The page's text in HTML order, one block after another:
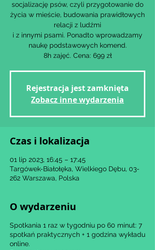
socjalizację psów, czyli przygotowanie do
życia w mieście, budowania prawidłowych
relacji z ludźmi
i z innymi psami. Ponadto wprowadzamy
naukę podstawowych komend.
8h zajęć. Cena: 699 zł
Rejestracja jest zamknięta
Zobacz inne wydarzenia
Czas i lokalizacja
01 lip 2023, 16:45 – 17:45
Targówek-Białołęka, Wielkiego Dębu, 03-
262 Warszawa, Polska
O wydarzeniu
Spotkania 1 raz w tygodniu po 60 minut: 7
spotkań praktycznych + 1 godzina wykładu
online.